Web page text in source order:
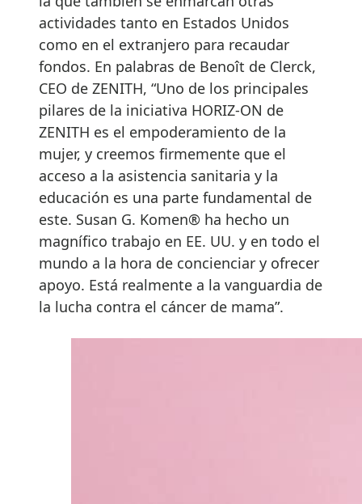
actividades tanto en Estados Unidos
como en el extranjero para recaudar
fondos. En palabras de Benoît de Clerck,
CEO de ZENITH, “Uno de los principales
pilares de la iniciativa HORIZ-ON de
ZENITH es el empoderamiento de la
mujer, y creemos firmemente que el
acceso a la asistencia sanitaria y la
educación es una parte fundamental de
este. Susan G. Komen® ha hecho un
magnífico trabajo en EE. UU. y en todo el
mundo a la hora de concienciar y ofrecer
apoyo. Está realmente a la vanguardia de
la lucha contra el cáncer de mama”.